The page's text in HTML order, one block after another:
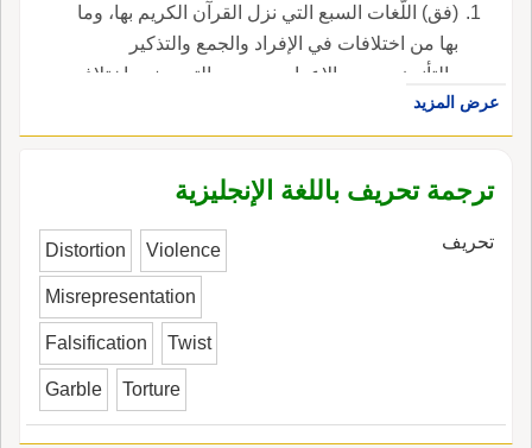
(فق) اللُّغات السبع التي نزل القرآن الكريم بها، وما
بها من اختلافات في الإفراد والجمع والتذكير
والتأنيث ووجوه الإعراب، ووجوه التصريف واختلاف
الأدوات، والتفخيم والترقيق، وهي مقبولة عن
طريق التواتر واتِّصال السَّند برسول الله صلَّى الله
العربيّة ولو بوجه.
عرض المزيد
ترجمة تحريف باللغة الإنجليزية
تحريف Distortion Violence
Misrepresentation
Falsification Twist
Garble Torture